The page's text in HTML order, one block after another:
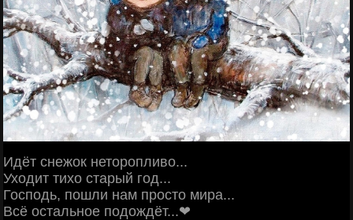
Идёт снежок неторопливо...
Уходит тихо старый год...
Господь, пошли нам просто мира...
Всё остальное подождёт...❤